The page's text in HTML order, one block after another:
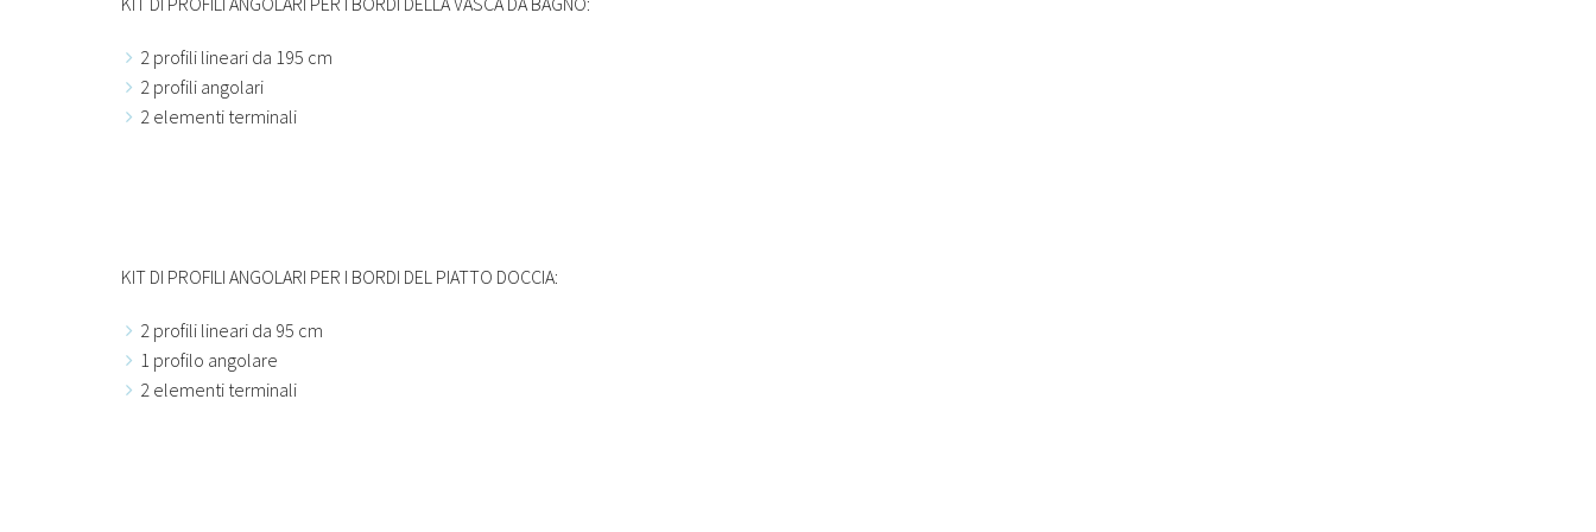
2 profili lineari da 195 cm
2 profili angolari
2 elementi terminali
KIT DI PROFILI ANGOLARI PER I BORDI DEL PIATTO DOCCIA:
2 profili lineari da 95 cm
1 profilo angolare
2 elementi terminali